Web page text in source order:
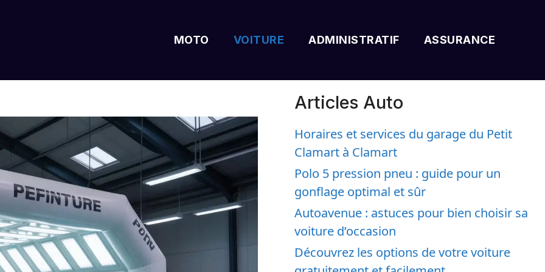
MOTO VOITURE ADMINISTRATIF ASSURANCE
Articles Auto
Horaires et services du garage du Petit
Clamart à Clamart
Polo 5 pression pneu : guide pour un
gonflage optimal et sûr
Autoavenue : astuces pour bien choisir sa
voiture d’occasion
Découvrez les options de votre voiture